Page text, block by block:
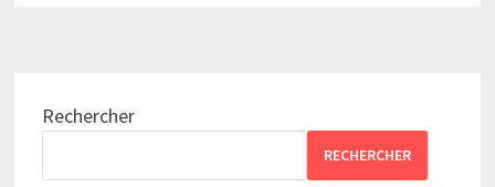
Rechercher
RECHERCHER